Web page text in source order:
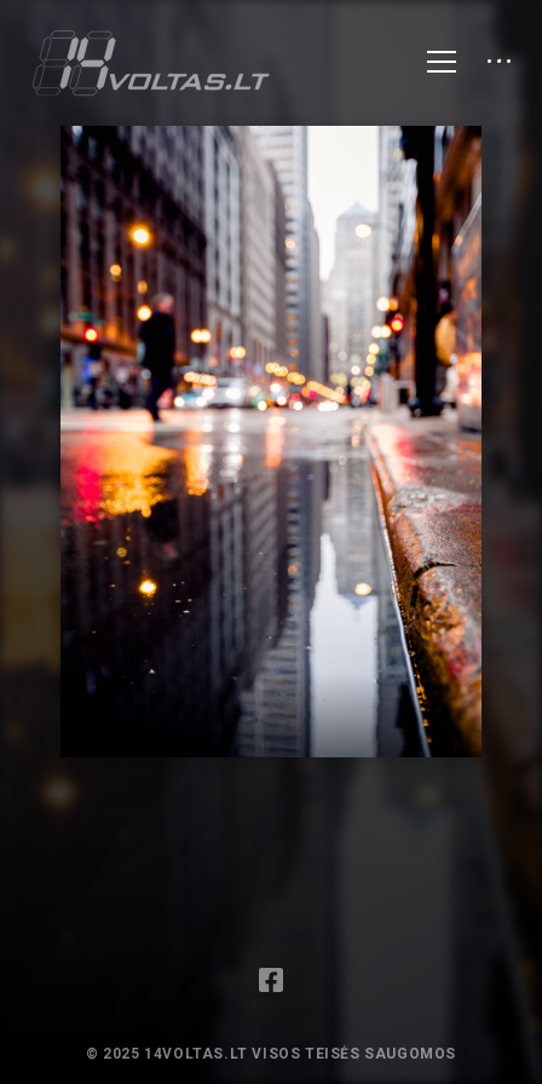
© 2025 14VOLTAS.LT VISOS TEISĖS SAUGOMOS